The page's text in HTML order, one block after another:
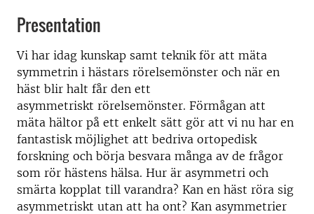
Presentation
Vi har idag kunskap samt teknik för att mäta
symmetrin i hästars rörelsemönster och när en
häst blir halt får den ett
asymmetriskt rörelsemönster. Förmågan att
mäta hältor på ett enkelt sätt gör att vi nu har en
fantastisk möjlighet att bedriva ortopedisk
forskning och börja besvara många av de frågor
som rör hästens hälsa. Hur är asymmetri och
smärta kopplat till varandra? Kan en häst röra sig
asymmetriskt utan att ha ont? Kan asymmetrier